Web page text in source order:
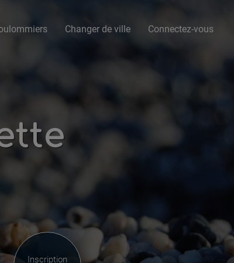
Changer de ville Connectez-vous
Inscription